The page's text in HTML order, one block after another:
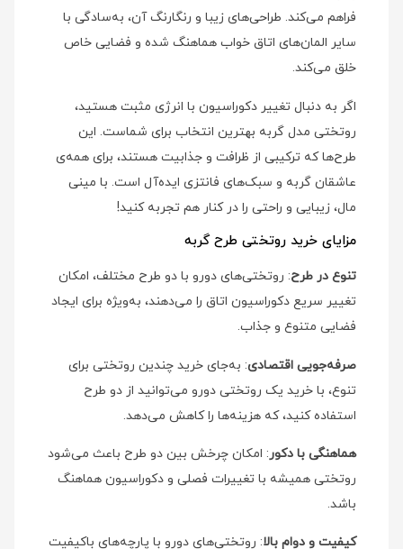
فراهم می‌کند. طراحی‌های زیبا و رنگارنگ آن، به‌سادگی با
سایر المان‌های اتاق خواب هماهنگ شده و فضایی خاص
خلق می‌کند.
اگر به دنبال تغییر دکوراسیون با انرژی مثبت هستید،
روتختی مدل گربه بهترین انتخاب برای شماست. این
طرح‌ها که ترکیبی از ظرافت و جذابیت هستند، برای همه‌ی
عاشقان گربه و سبک‌های فانتزی ایده‌آل است. با مینی‌
مال، زیبایی و راحتی را در کنار هم تجربه کنید!
مزایای خرید روتختی طرح گربه
تنوع در طرح: روتختی‌های دورو با دو طرح مختلف، امکان
تغییر سریع دکوراسیون اتاق را می‌دهند، به‌ویژه برای ایجاد
فضایی متنوع و جذاب.
صرفه‌جویی اقتصادی: به‌جای خرید چندین روتختی برای
تنوع، با خرید یک روتختی دورو می‌توانید از دو طرح
استفاده کنید، که هزینه‌ها را کاهش می‌دهد.
هماهنگی با دکور: امکان چرخش بین دو طرح باعث می‌شود
روتختی همیشه با تغییرات فصلی و دکوراسیون هماهنگ
باشد.
کیفیت و دوام بالا: روتختی‌های دورو با پارچه‌های باکیفیت